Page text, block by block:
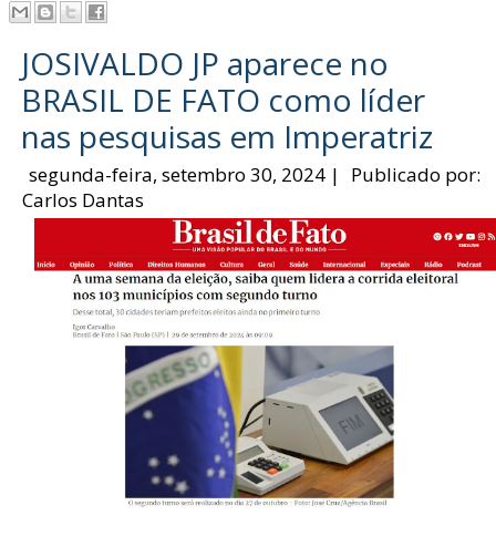
JOSIVALDO JP aparece no
BRASIL DE FATO como líder
nas pesquisas em Imperatriz
segunda-feira, setembro 30, 2024 |
Publicado por:
Carlos Dantas